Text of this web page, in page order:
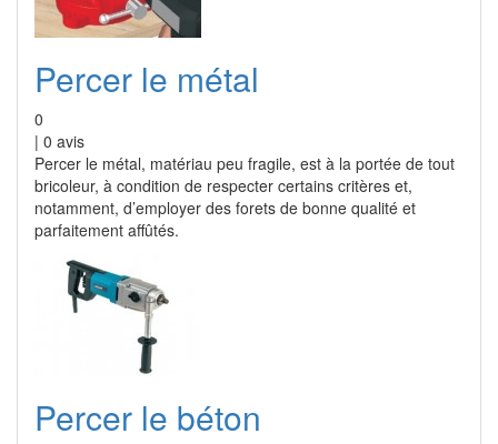
Percer le métal
0
| 0 avis
Percer le métal, matériau peu fragile, est à la portée de tout
bricoleur, à condition de respecter certains critères et,
notamment, d’employer des forets de bonne qualité et
parfaitement affûtés.
Percer le béton